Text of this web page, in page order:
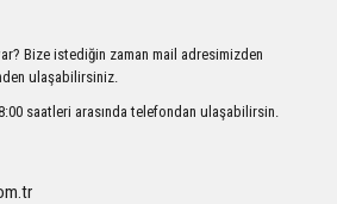
bilgiler bulunuyor.
bulunuyor.
daha pahalı.
Bize istediğin zaman mail adresimizden
ulaşabilirsiniz.
saatleri arasında telefondan ulaşabilirsin.